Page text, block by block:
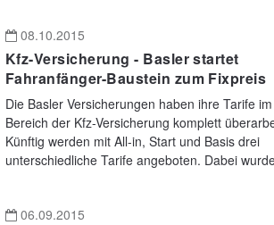
08.10.2015
Kfz-Versicherung - Basler startet
Fahranfänger-Baustein zum Fixpreis
Die Basler Versicherungen haben ihre Tarife
Bereich der Kfz-Versicherung komplett
Künftig werden mit All-in, Start und Basis drei
unterschiedliche Tarife angeboten. Dabei
06.09.2015